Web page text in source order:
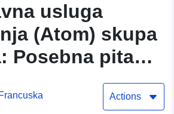
usluga
(Atom) skupa
Posebna pitanja
rizika u
Actions